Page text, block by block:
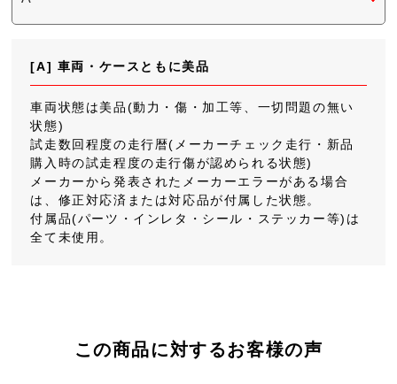
[A] 車両・ケースともに美品
車両状態は美品(動力・傷・加工等、一切問題の無い
状態)
試走数回程度の走行暦(メーカーチェック走行・新品
購入時の試走程度の走行傷が認められる状態)
メーカーから発表されたメーカーエラーがある場合
は、修正対応済または対応品が付属した状態。
付属品(パーツ・インレタ・シール・ステッカー等)は
全て未使用。
この商品に対するお客様の声